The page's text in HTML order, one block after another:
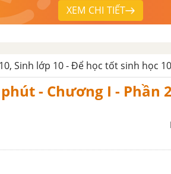
XEM CHI TIẾT
Sinh lớp 10 - Để học tốt sinh học 10
- Chương I - Phần